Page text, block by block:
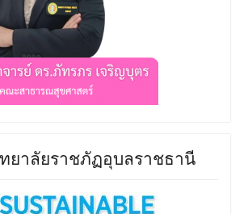
ยาลัยราชภัฏอุบลราชธานี